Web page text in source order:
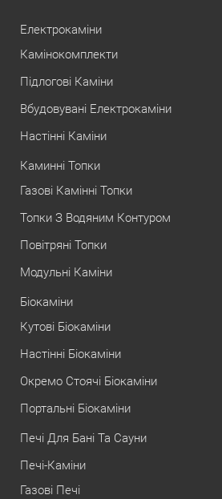
Електрокаміни
Камінокомплекти
Підлогові Каміни
Вбудовувані Електрокаміни
Настінні Каміни
Каминні Топки
Газові Камінні Топки
Топки З Водяним Контуром
Повітряні Топки
Модульні Каміни
Біокаміни
Кутові Біокаміни
Настінні Біокаміни
Окремо Стоячі Біокаміни
Портальні Біокаміни
Печі Для Бані Та Сауни
Печі-Каміни
Газові Печі